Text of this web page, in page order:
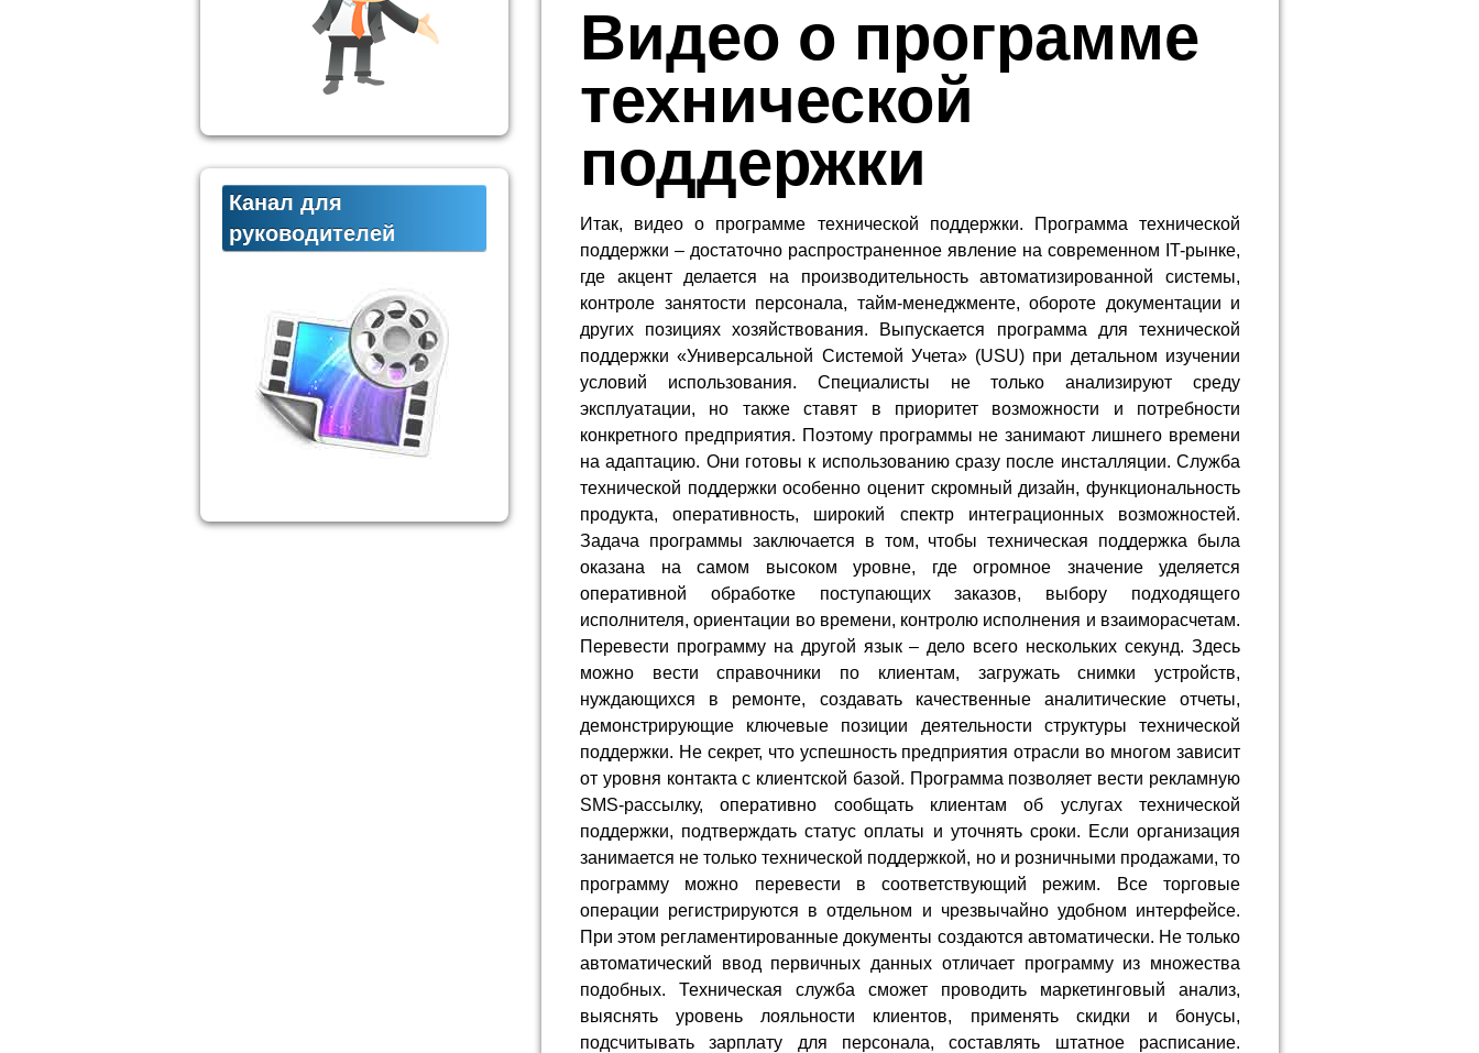
Видео о программе
технической
поддержки
Итак, видео о программе технической поддержки. Программа технической
поддержки – достаточно распространенное явление на современном IT-рынке,
где акцент делается на производительность автоматизированной системы,
контроле занятости персонала, тайм-менеджменте, обороте документации и
других позициях хозяйствования. Выпускается программа для технической
поддержки «Универсальной Системой Учета» (USU) при детальном изучении
условий использования. Специалисты не только анализируют среду
эксплуатации, но также ставят в приоритет возможности и потребности
конкретного предприятия. Поэтому программы не занимают лишнего времени
на адаптацию. Они готовы к использованию сразу после инсталляции. Служба
технической поддержки особенно оценит скромный дизайн, функциональность
продукта, оперативность, широкий спектр интеграционных возможностей.
Задача программы заключается в том, чтобы техническая поддержка была
оказана на самом высоком уровне, где огромное значение уделяется
оперативной обработке поступающих заказов, выбору подходящего
исполнителя, ориентации во времени, контролю исполнения и взаиморасчетам.
Перевести программу на другой язык – дело всего нескольких секунд. Здесь
можно вести справочники по клиентам, загружать снимки устройств,
нуждающихся в ремонте, создавать качественные аналитические отчеты,
демонстрирующие ключевые позиции деятельности структуры технической
поддержки. Не секрет, что успешность предприятия отрасли во многом зависит
от уровня контакта с клиентской базой. Программа позволяет вести рекламную
SMS-рассылку, оперативно сообщать клиентам об услугах технической
поддержки, подтверждать статус оплаты и уточнять сроки. Если организация
занимается не только технической поддержкой, но и розничными продажами, то
программу можно перевести в соответствующий режим. Все торговые
операции регистрируются в отдельном и чрезвычайно удобном интерфейсе.
При этом регламентированные документы создаются автоматически. Не только
автоматический ввод первичных данных отличает программу из множества
подобных. Техническая служба сможет проводить маркетинговый анализ,
выяснять уровень лояльности клиентов, применять скидки и бонусы,
подсчитывать зарплату для персонала, составлять штатное расписание.
Канал для
руководителей